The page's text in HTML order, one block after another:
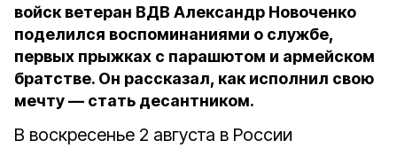
войск ветеран ВДВ Александр Новоченко
поделился воспоминаниями о службе,
первых прыжках с парашютом и армейском
братстве. Он рассказал, как исполнил свою
мечту — стать десантником.
В воскресенье 2 августа в России